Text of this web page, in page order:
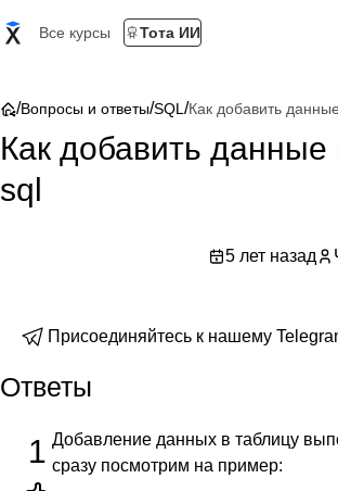
Все курсы Тота ИИ
/Вопросы и ответы/SQL /Как добавить
Как добавить данные
sql
5 лет назад
Присоединяйтесь к нашему
Ответы
1 Добавление данных в таблицу
сразу посмотрим на пример: